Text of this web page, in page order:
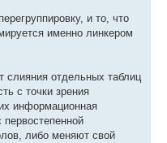
и то, что
именно линкером
слияния отдельных таблиц
с точки зрения
информационная
либо меняют свой